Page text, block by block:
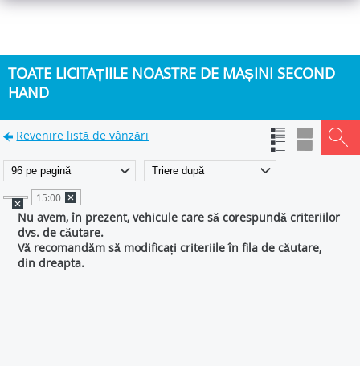
TOATE LICITAȚIILE NOASTRE DE MAȘINI SECOND
HAND
Revenire listă de vânzări
15:00
Nu avem, în prezent, vehicule care să corespundă criteriilor
dvs. de căutare.
Vă recomandăm să modificați criteriile în fila de căutare,
din dreapta.